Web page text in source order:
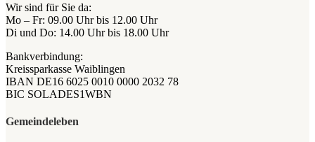
Wir sind für Sie da:
Mo – Fr: 09.00 Uhr bis 12.00 Uhr
Di und Do: 14.00 Uhr bis 18.00 Uhr
Bankverbindung:
Kreissparkasse Waiblingen
IBAN DE16 6025 0010 0000 2032 78
BIC SOLADES1WBN
Gemeindeleben